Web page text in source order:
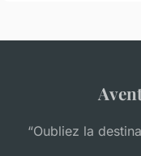
“Oubliez la